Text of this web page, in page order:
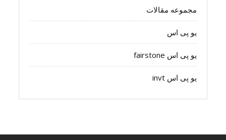
مجموعه مقالات
یو پی اس
یو پی اس fairstone
یو پی اس invt